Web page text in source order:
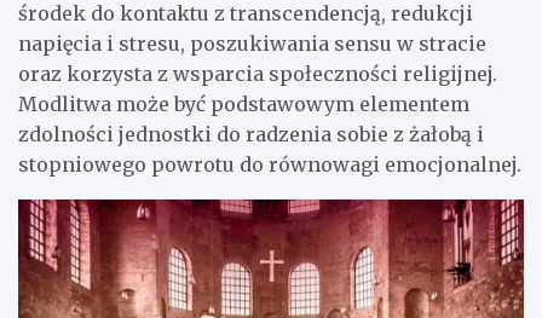
środek do kontaktu z transcendencją, redukcji
napięcia i stresu, poszukiwania sensu w stracie
oraz korzysta z wsparcia społeczności religijnej.
Modlitwa może być podstawowym elementem
zdolności jednostki do radzenia sobie z żałobą i
stopniowego powrotu do równowagi emocjonalnej.